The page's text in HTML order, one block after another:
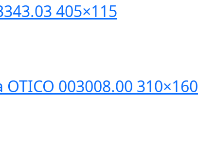
405×115
003008.00 310×160